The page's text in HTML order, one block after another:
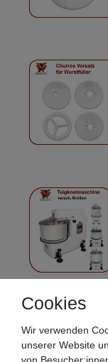
Cookies
Wir verwenden
unserer Website
von